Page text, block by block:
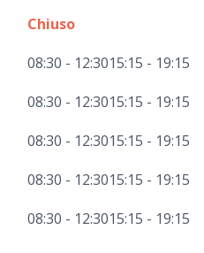
Chiuso
08:30 - 12:3015:15 - 19:15
08:30 - 12:3015:15 - 19:15
08:30 - 12:3015:15 - 19:15
08:30 - 12:3015:15 - 19:15
08:30 - 12:3015:15 - 19:15